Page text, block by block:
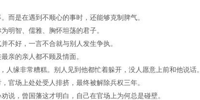
而是在遇到不顺心的事时，还能够克制脾气。
明智、儒雅、胸怀坦荡的君子。
不好，一言不合就与别人发生争执。
亲的亲人都不顾及情面。
人缘非常糟糕。别人见到他都忙着躲开，没人愿意上前和他说话。
官场上处处受人排挤，最终被解除兵权三年。
说，曾国藩这才明白，自己在官场上为何总是碰壁。